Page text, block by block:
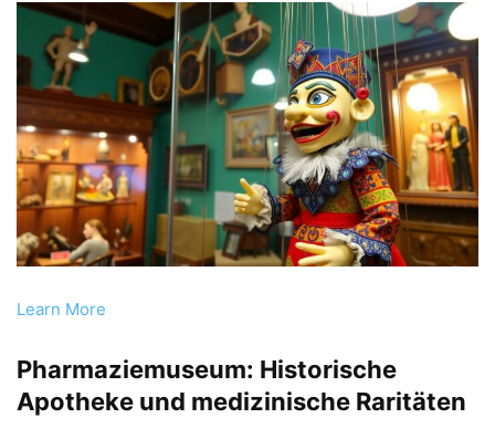
Learn More
Pharmaziemuseum: Historische
Apotheke und medizinische Raritäten